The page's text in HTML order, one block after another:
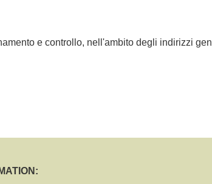
e controllo, nell'ambito degli indirizzi